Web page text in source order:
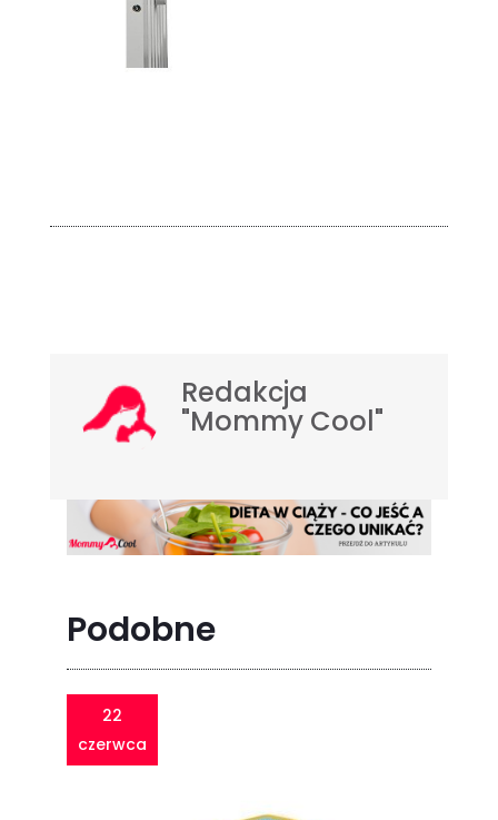
Redakcja
"Mommy Cool"
Podobne
22
czerwca